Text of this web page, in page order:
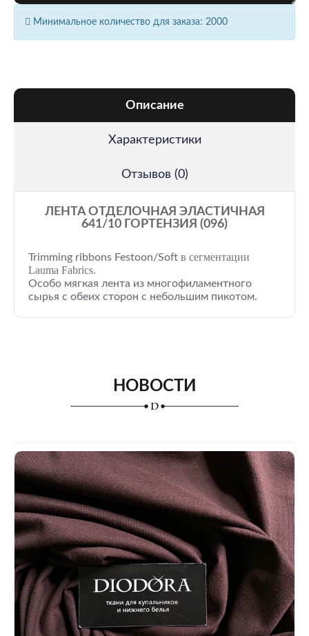
Минимальное количество для заказа: 2000
Описание
Характеристики
Отзывов (0)
ЛЕНТА ОТДЕЛОЧНАЯ ЭЛАСТИЧНАЯ
641/10 ГОРТЕНЗИЯ (096)
Trimming ribbons Festoon/Soft в сегментации
Lauma Fabrics.
Особо мягкая лента из многофиламентного
сырья с обеих сторон с небольшим пикотом.
НОВОСТИ